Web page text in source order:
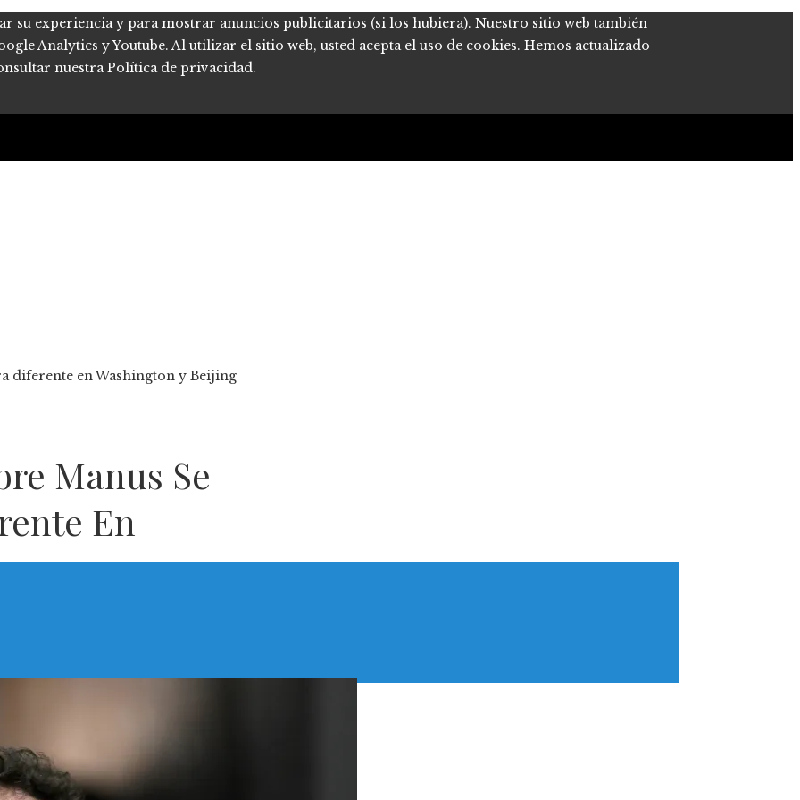
su experiencia y para mostrar anuncios publicitarios (si los hubiera). Nuestro sitio web también
Analytics y Youtube. Al utilizar el sitio web, usted acepta el uso de cookies. Hemos actualizado
nuestra Política de privacidad.
diferente en Washington y Beijing
Manus Se
En